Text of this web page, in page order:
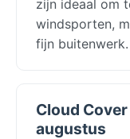
zijn ideaal om
windsporten,
fijn buitenwerk.
Cloud
augustus